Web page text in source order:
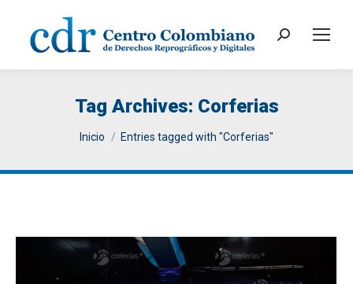
Search:
Tag Archives: Corferias
You are here:
Inicio Entries tagged with "Corferias"